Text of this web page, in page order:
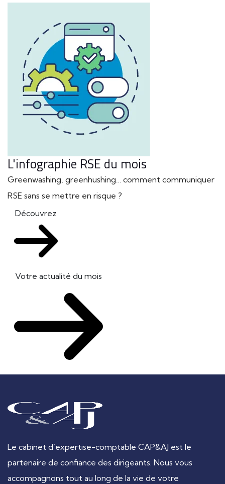
L'infographie RSE du mois
Greenwashing, greenhushing… comment communiquer
RSE sans se mettre en risque ?
Découvrez
Votre actualité du mois
Le cabinet d’expertise-comptable CAP&AJ est le
partenaire de confiance des dirigeants. Nous vous
accompagnons tout au long de la vie de votre